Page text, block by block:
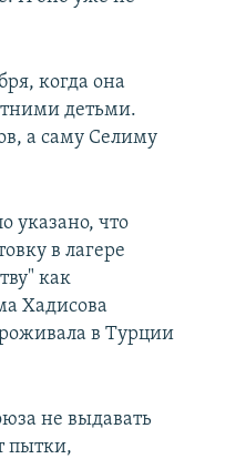
когда она
детьми.
а саму Селиму
указано, что
в лагере
как
Хадисова
в Турции
не выдавать
пытки,